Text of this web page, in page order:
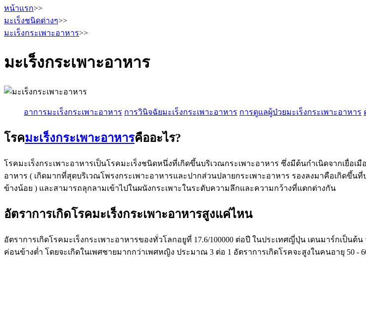
หน้าแรก>>
มะเร็งชนิดต่างๆ>>
มะเร็งกระเพาะอาหาร>>
มะเร็งกระเพาะอาหาร
อาการมะเร็งกระเพาะอาหาร การวินิจฉัยมะเร็งกระเพาะอาหาร การดูแลผู้ป่วยมะเร็งกระเพาะอาหาร
โรคมะเร็งกระเพาะอาหารคืออะไร?
โรคมะเร็งกระเพาะอาหารเป็นโรคมะเร็งชนิดหนึ่งที่เกิดขึ้นบริเวณกระเพาะอาหาร ซึ่งมีต้นกำเนิดจากเยื่อ
อาหาร ( เกิดมากที่สุดบริเวณโพรงกระเพาะอาหารและปากส่วนปลายกระเพาะอาหาร รองลงมาคือเกิดขึ้
ข้างน้อย ) และสามารถลุกลามเข้าไปในผนังกระเพาะในระดับความลึกและความกว้างที่แตกต่างกัน
อัตราการเกิดโรคมะเร็งกระเพาะอาหารสูงแค่ไหน
อัตราการเกิดโรคมะเร็งกระเพาะอาหารของทั่วโลกอยูที่ 17.6/100000 ต่อปี ในประเทศญี่ปุ่น เดนมาร์กเป็น
ค่อนข้างต่ำ โดยจะเกิดในเพศชายมากกว่าเพศหญิง ประมาณ 3 ต่อ 1 อัตราการเกิดโรคจะสูงในคนอายุ 50 -